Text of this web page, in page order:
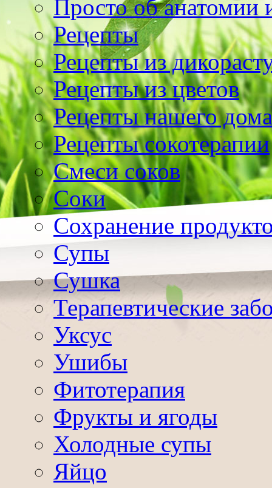
Просто об анатомии
Рецепты
Рецепты из
Рецепты из цветов
Рецепты нашего дома
Рецепты сокотерапии
Смеси соков
Соки
Сохранение
Супы
Сушка
Терапевтические
Уксус
Ушибы
Фитотерапия
Фрукты и ягоды
Холодные супы
Яйцо